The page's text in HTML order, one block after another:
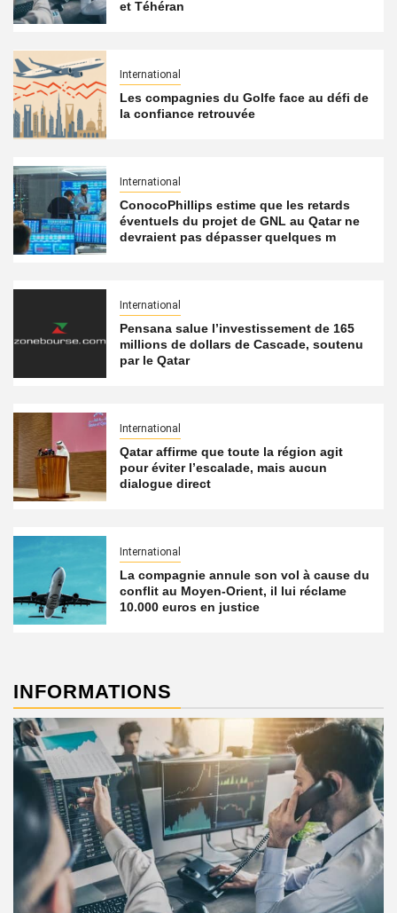
et Téhéran
International
Les compagnies du Golfe face au défi de
la confiance retrouvée
International
ConocoPhillips estime que les retards
éventuels du projet de GNL au Qatar ne
devraient pas dépasser quelques m
International
Pensana salue l’investissement de 165
millions de dollars de Cascade, soutenu
par le Qatar
International
Qatar affirme que toute la région agit
pour éviter l’escalade, mais aucun
dialogue direct
International
La compagnie annule son vol à cause du
conflit au Moyen-Orient, il lui réclame
10.000 euros en justice
INFORMATIONS